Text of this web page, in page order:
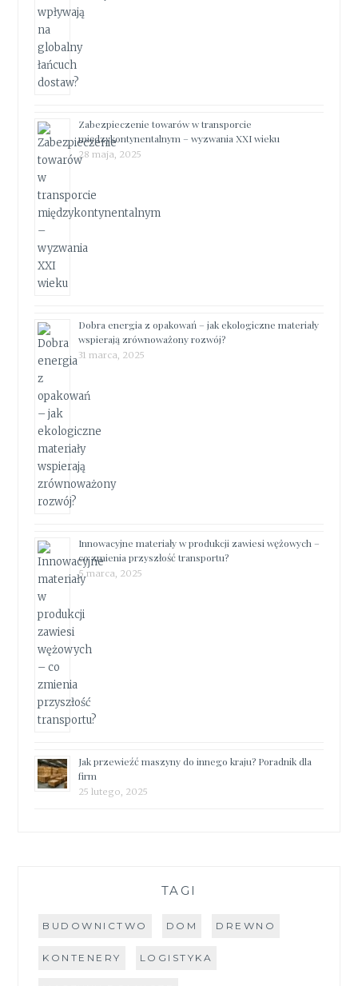
Zabezpieczenie towarów w transporcie
międzykontynentalnym – wyzwania XXI wieku
28 maja, 2025
Dobra energia z opakowań – jak ekologiczne materiały
wspierają zrównoważony rozwój?
31 marca, 2025
Innowacyjne materiały w produkcji zawiesi wężowych –
co zmienia przyszłość transportu?
5 marca, 2025
Jak przewieźć maszyny do innego kraju? Poradnik dla
firm
25 lutego, 2025
TAGI
BUDOWNICTWO DOM DREWNO
KONTENERY LOGISTYKA